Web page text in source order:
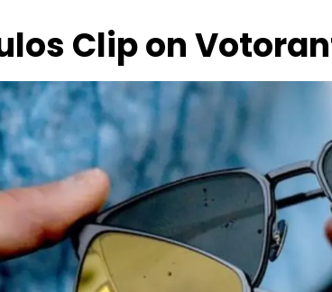
Clip on